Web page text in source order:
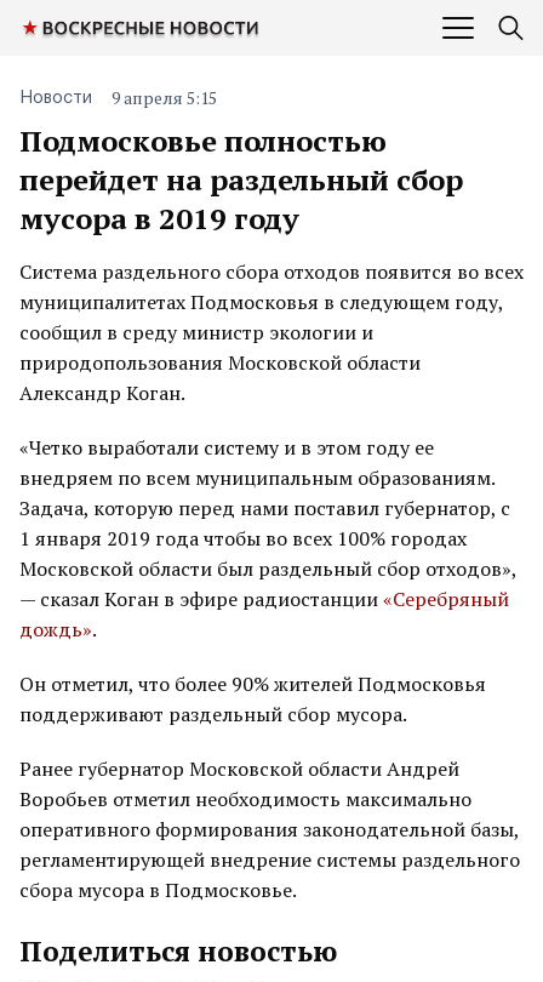
Подмосковье полностью
перейдет на раздельный сбор
мусора в 2019 году
Новости 9 апреля 5:15
Система раздельного сбора отходов появится во всех
муниципалитетах Подмосковья в следующем году,
сообщил в среду министр экологии и
природопользования Московской области
Александр Коган.
«Четко выработали систему и в этом году ее
внедряем по всем муниципальным образованиям.
Задача, которую перед нами поставил губернатор, с
1 января 2019 года чтобы во всех 100% городах
Московской области был раздельный сбор отходов»,
— сказал Коган в эфире радиостанции«Серебряный
дождь».
Он отметил, что более 90% жителей Подмосковья
поддерживают раздельный сбор мусора.
Ранее губернатор Московской области Андрей
Воробьев отметил необходимость максимально
оперативного формирования законодательной базы,
регламентирующей внедрение системы раздельного
сбора мусора в Подмосковье.
Поделиться новостью